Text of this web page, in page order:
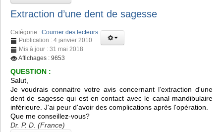
Extraction d’une dent de sagesse
Catégorie : Courrier des lecteurs
Publication : 4 janvier 2010
Mis à jour : 31 mai 2018
Affichages : 9653
QUESTION :
Salut,
Je voudrais connaitre votre avis concernant l'extraction d'une
dent de sagesse qui est en contact avec le canal mandibulaire
inférieure. J'ai peur d'avoir des complications après l'opération.
Que me conseillez-vous?
Dr. P. D. (France)